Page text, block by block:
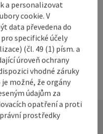
a personalizovat
cookie. V
data převedena do
specifické účely
(čl. 49 (1) písm. a
úroveň ochrany
vhodné záruky
je možné, že orgány
údajům za
opatření a proti
prostředky